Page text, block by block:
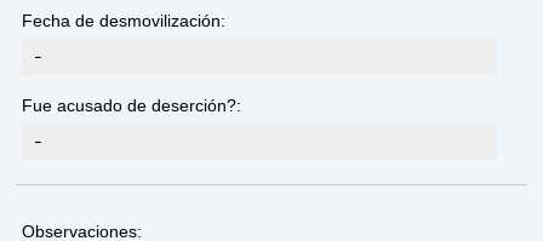
Fecha de desmovilización:
-
Fue acusado de deserción?:
-
Observaciones: